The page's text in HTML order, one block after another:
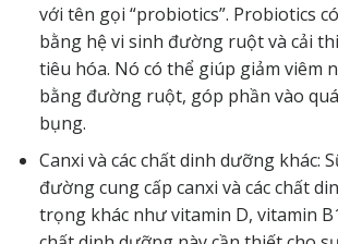
với tên gọi “probiotics”. Probiotics
bằng hệ vi sinh đường ruột và cải
tiêu hóa. Nó có thể giúp giảm viêm
bằng đường ruột, góp phần vào
bụng.
Canxi và các chất dinh dưỡng khác:
đường cung cấp canxi và các chất
trọng khác như vitamin D, vitamin